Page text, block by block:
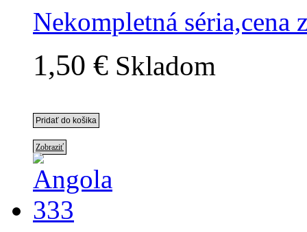
Nekompletná séria,cena
1,50 € Skladom
Zobraziť